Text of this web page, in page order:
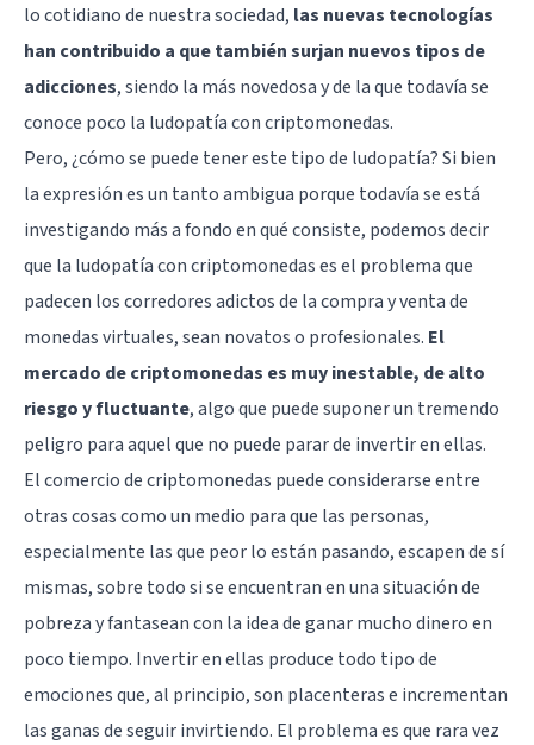
lo cotidiano de nuestra sociedad, las nuevas tecnologías
han contribuido a que también surjan nuevos tipos de
adicciones, siendo la más novedosa y de la que todavía se
conoce poco la ludopatía con criptomonedas.
Pero, ¿cómo se puede tener este tipo de ludopatía? Si bien
la expresión es un tanto ambigua porque todavía se está
investigando más a fondo en qué consiste, podemos decir
que la ludopatía con criptomonedas es el problema que
padecen los corredores adictos de la compra y venta de
monedas virtuales, sean novatos o profesionales. El
mercado de criptomonedas es muy inestable, de alto
riesgo y fluctuante, algo que puede suponer un tremendo
peligro para aquel que no puede parar de invertir en ellas.
El comercio de criptomonedas puede considerarse entre
otras cosas como un medio para que las personas,
especialmente las que peor lo están pasando, escapen de sí
mismas, sobre todo si se encuentran en una situación de
pobreza y fantasean con la idea de ganar mucho dinero en
poco tiempo. Invertir en ellas produce todo tipo de
emociones que, al principio, son placenteras e incrementan
las ganas de seguir invirtiendo. El problema es que rara vez